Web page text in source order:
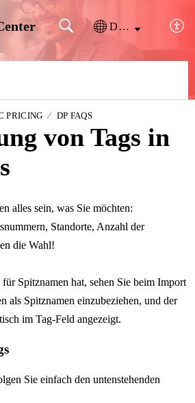
Deutsch
PRICING DP FAQS
von Tags in
alles sein, was Sie möchten:
Standorte, Anzahl der
die Wahl!
Spitznamen hat, sehen Sie beim Import
als Spitznamen einzubeziehen, und der
im Tag-Feld angezeigt.
Sie einfach den untenstehenden